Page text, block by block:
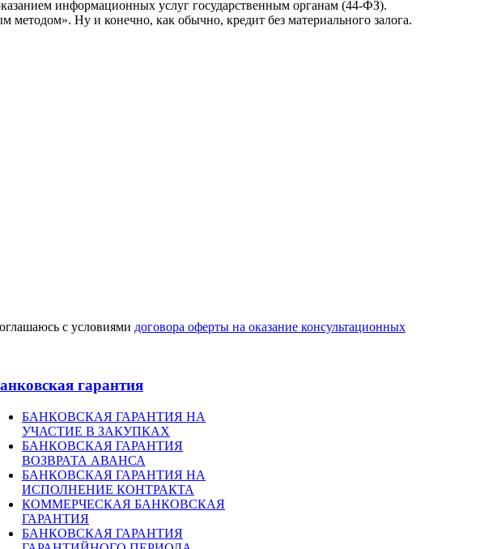
информационных услуг государственным органам (44-ФЗ).
методом». Ну и конечно, как обычно, кредит без материального залога.
с условиями договора оферты на оказание консультационных
гарантия
БАНКОВСКАЯ ГАРАНТИЯ НА
УЧАСТИЕ В ЗАКУПКАХ
БАНКОВСКАЯ ГАРАНТИЯ
ВОЗВРАТА АВАНСА
БАНКОВСКАЯ ГАРАНТИЯ НА
ИСПОЛНЕНИЕ КОНТРАКТА
КОММЕРЧЕСКАЯ БАНКОВСКАЯ
ГАРАНТИЯ
БАНКОВСКАЯ ГАРАНТИЯ